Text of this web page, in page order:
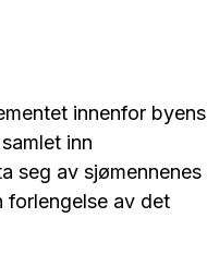
innenfor byens
inn
seg av sjømennenes
forlengelse av det